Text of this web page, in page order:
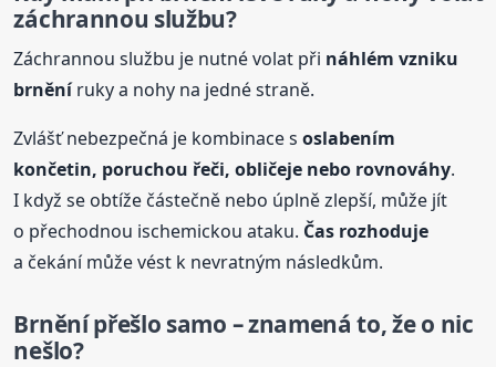
záchrannou službu?
Záchrannou službu je nutné volat při náhlém vzniku
brněníruky a nohy na jedné straně.
Zvlášť nebezpečná je kombinace soslabením
končetin, poruchou řeči, obličeje nebo rovnováhy.
I když se obtíže částečně nebo úplně zlepší, může jít
o přechodnou ischemickou ataku. Čas rozhoduje
a čekání může vést k nevratným následkům.
Brněnípřešlo samo – znamená to, že o nic
nešlo?